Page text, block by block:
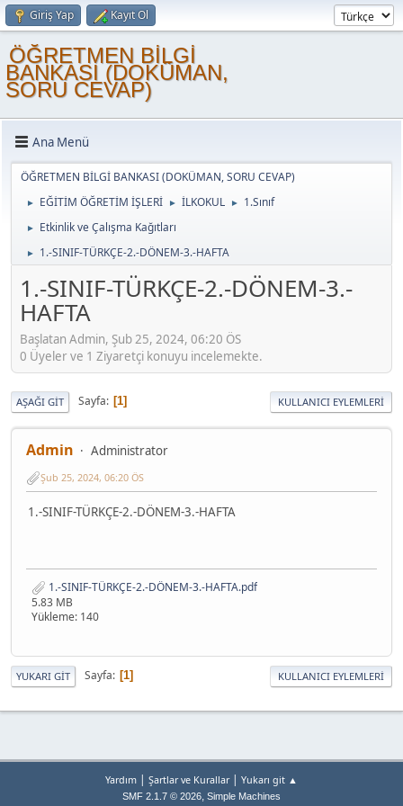
Giriş Yap Kayıt Ol
ÖĞRETMEN BİLGİ
BANKASI (DOKÜMAN,
SORU CEVAP)
Ana Menü
ÖĞRETMEN BİLGİ BANKASI (DOKÜMAN, SORU CEVAP)
► EĞİTİM ÖĞRETİM İŞLERİ ► İLKOKUL ► 1.Sınıf
► Etkinlik ve Çalışma Kağıtları
► 1.-SINIF-TÜRKÇE-2.-DÖNEM-3.-HAFTA
1.-SINIF-TÜRKÇE-2.-DÖNEM-3.-
HAFTA
Başlatan Admin, Şub 25, 2024, 06:20 ÖS
0 Üyeler ve 1 Ziyaretçi konuyu incelemekte.
AŞAĞI GIT Sayfa 1 KULLANICI EYLEMLERI
Admin Administrator
Şub 25, 2024, 06:20 ÖS
1.-SINIF-TÜRKÇE-2.-DÖNEM-3.-HAFTA
1.-SINIF-TÜRKÇE-2.-DÖNEM-3.-HAFTA.pdf
5.83 MB
Yükleme: 140
YUKARI GIT Sayfa 1 KULLANICI EYLEMLERI
Yardım | Şartlar ve Kurallar| Yukarı git ▲
SMF 2.1.7 © 2026, Simple Machines